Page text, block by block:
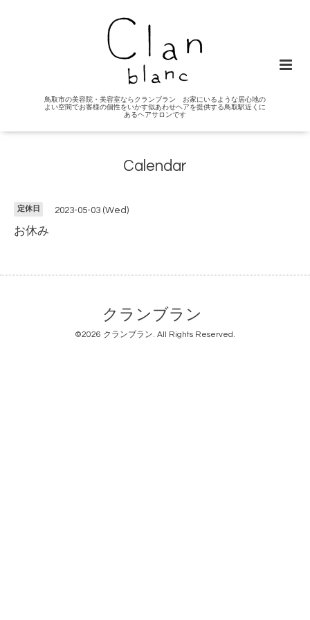
鳥取市の美容院・美容室ならクランブラン お家にいるような居心地の
よい空間でお客様の個性をいかす似あわせヘアを提供する鳥取駅近くに
あるヘアサロンです
Calendar
定休日 2023-05-03 (Wed)
お休み
クランブラン
©2026 クランブラン. All Rights Reserved.